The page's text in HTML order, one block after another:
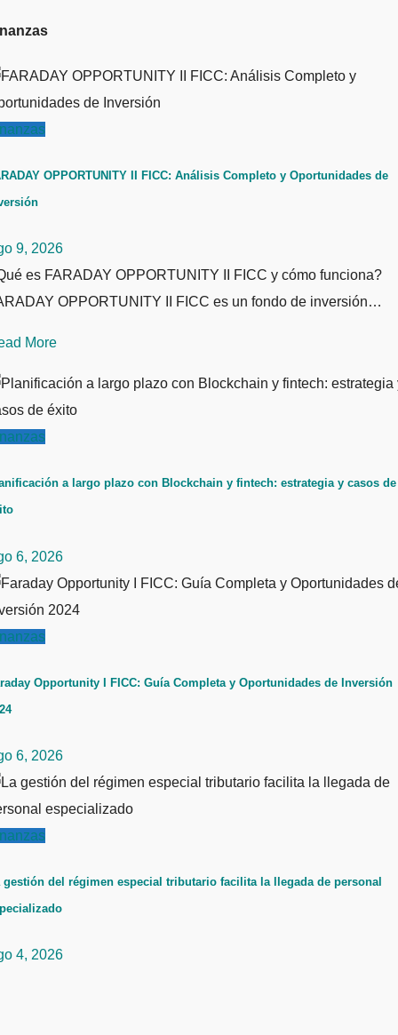
OPPORTUNITY II FICC: Análisis Completo y Oportunidades de
9, 2026
es FARADAY OPPORTUNITY II FICC y cómo funciona?
OPPORTUNITY II FICC es un fondo de inversión…
More
a largo plazo con Blockchain y fintech: estrategia y casos de
6, 2026
Opportunity I FICC: Guía Completa y Oportunidades de Inversión
6, 2026
gestión del régimen especial tributario facilita la llegada de personal
4, 2026